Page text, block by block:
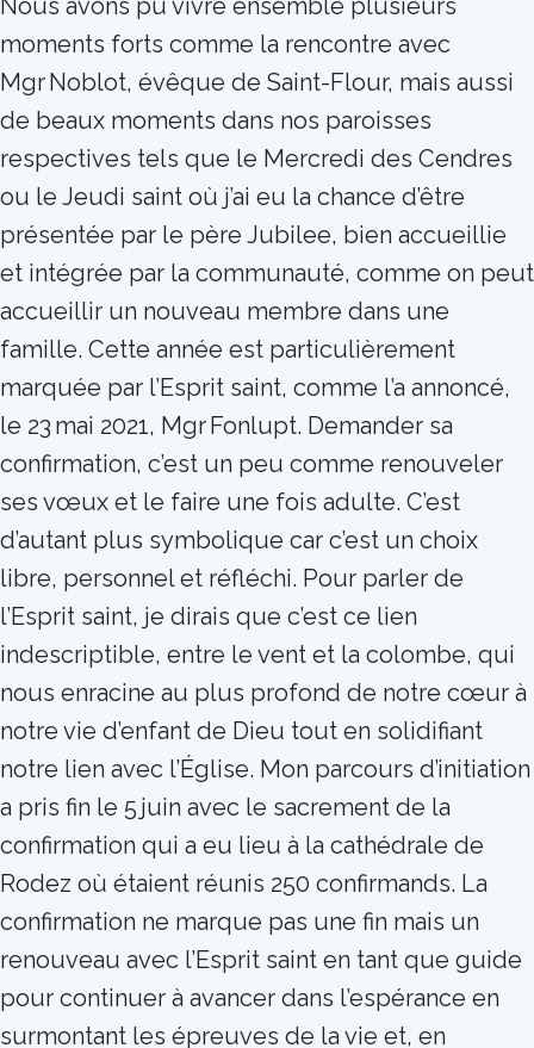
Nous avons pu vivre ensemble plusieurs
moments forts comme la rencontre avec
Mgr Noblot, évêque de Saint-Flour, mais aussi
de beaux moments dans nos paroisses
respectives tels que le Mercredi des Cendres
ou le Jeudi saint où j’ai eu la chance d’être
présentée par le père Jubilee, bien accueillie
et intégrée par la communauté, comme on peut
accueillir un nouveau membre dans une
famille. Cette année est particulièrement
marquée par l’Esprit saint, comme l’a annoncé,
le 23 mai 2021, Mgr Fonlupt. Demander sa
confirmation, c’est un peu comme renouveler
ses vœux et le faire une fois adulte. C’est
d’autant plus symbolique car c’est un choix
libre, personnel et réfléchi. Pour parler de
l’Esprit saint, je dirais que c’est ce lien
indescriptible, entre le vent et la colombe, qui
nous enracine au plus profond de notre cœur à
notre vie d’enfant de Dieu tout en solidifiant
notre lien avec l’Église. Mon parcours d’initiation
a pris fin le 5 juin avec le sacrement de la
confirmation qui a eu lieu à la cathédrale de
Rodez où étaient réunis 250 confirmands. La
confirmation ne marque pas une fin mais un
renouveau avec l’Esprit saint en tant que guide
pour continuer à avancer dans l’espérance en
surmontant les épreuves de la vie et, en